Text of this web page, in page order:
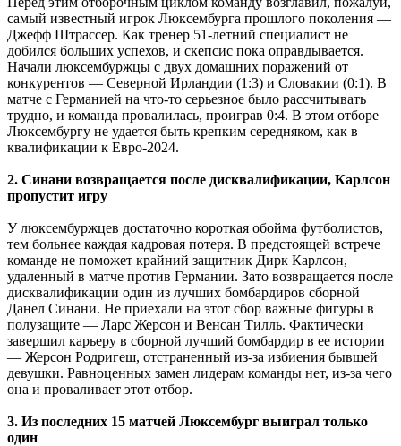
самый известный игрок Люксембурга прошлого поколения —
Джефф Штрассер. Как тренер 51-летний специалист не
добился больших успехов, и скепсис пока оправдывается.
Начали люксембуржцы с двух домашних поражений от
конкурентов — Северной Ирландии (1:3) и Словакии (0:1). В
матче с Германией на что-то серьезное было рассчитывать
трудно, и команда провалилась, проиграв 0:4. В этом отборе
Люксембургу не удается быть крепким середняком, как в
квалификации к Евро-2024.
2. Синани возвращается после дисквалификации, Карлсон
пропустит игру
У люксембуржцев достаточно короткая обойма футболистов,
тем больнее каждая кадровая потеря. В предстоящей встрече
команде не поможет крайний защитник Дирк Карлсон,
удаленный в матче против Германии. Зато возвращается после
дисквалификации один из лучших бомбардиров сборной
Данел Синани. Не приехали на этот сбор важные фигуры в
полузащите — Ларс Жерсон и Венсан Тилль. Фактически
завершил карьеру в сборной лучший бомбардир в ее истории
— Жерсон Родригеш, отстраненный из-за избиения бывшей
девушки. Равноценных замен лидерам команды нет, из-за чего
она и проваливает этот отбор.
3. Из последних 15 матчей Люксембург выиграл только
один